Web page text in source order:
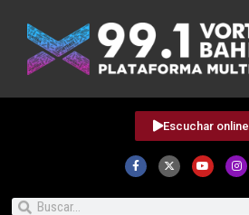
Escuchar online